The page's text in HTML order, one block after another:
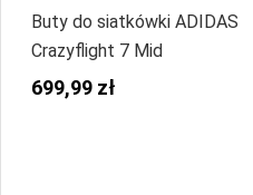
Buty do siatkówki ADIDAS
Crazyflight 7 Mid
699,99 zł